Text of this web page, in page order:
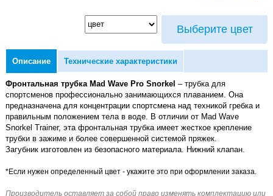
Выберите цвет
Описание Технические характеристики
Фронтальная трубка Mad Wave Pro Snorkel – трубка для
спортсменов профессионально занимающихся плаванием. Она
предназначена для концентрации спортсмена над техникой гребка и
правильным положением тела в воде. В отличии от Mad Wave
Snorkel Trainer, эта фронтальная трубка имеет жесткое крепление
трубки в зажиме и более совершенной системой пряжек.
Загубник изготовлен из безопасного материала. Нижний клапан.